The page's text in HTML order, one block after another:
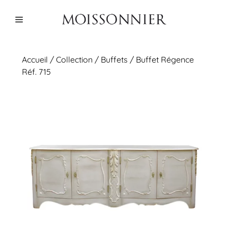
Menu
Accueil /Collection / Buffets / Buffet Régence
Réf. 715